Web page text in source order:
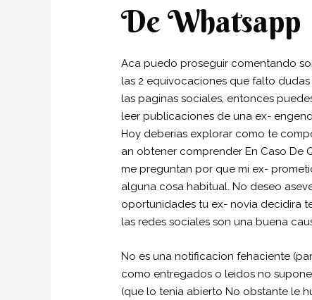
De Whatsapp
Aca puedo proseguir comentando
las 2 equivocaciones que falto
las paginas sociales, entonces
leer publicaciones de una ex-
Hoy deberias explorar como te
an obtener comprender En Caso De
me preguntan por que mi ex-
alguna cosa habitual. No deseo
oportunidades tu ex- novia decidira
las redes sociales son una buena
No es una notificacion fehaciente
como entregados o leidos no
(que lo tenia abierto No obstante le